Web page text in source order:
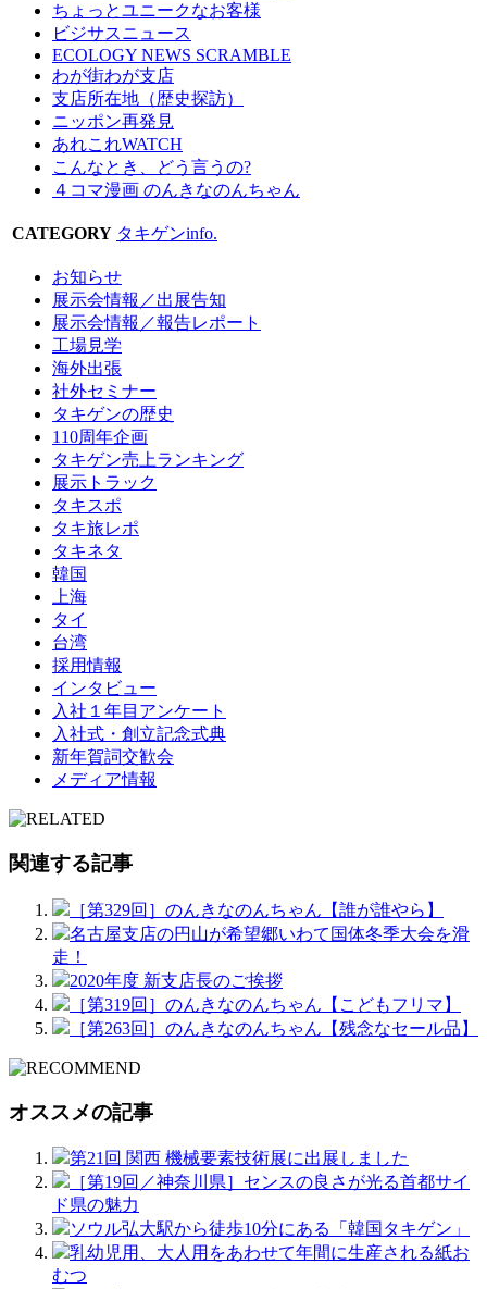
ちょっとユニークなお客様
ビジサスニュース
ECOLOGY NEWS SCRAMBLE
わが街わが支店
支店所在地（歴史探訪）
ニッポン再発見
あれこれWATCH
こんなとき、どう言うの?
４コマ漫画 のんきなのんちゃん
CATEGORY タキゲンinfo.
お知らせ
展示会情報／出展告知
展示会情報／報告レポート
工場見学
海外出張
社外セミナー
タキゲンの歴史
110周年企画
タキゲン売上ランキング
展示トラック
タキスポ
タキ旅レポ
タキネタ
韓国
上海
タイ
台湾
採用情報
インタビュー
入社１年目アンケート
入社式・創立記念式典
新年賀詞交歓会
メディア情報
関連する記事
［第329回］のんきなのんちゃん【誰が誰やら】
名古屋支店の円山が希望郷いわて国体冬季大会を滑
走！
2020年度 新支店長のご挨拶
［第319回］のんきなのんちゃん【こどもフリマ】
［第263回］のんきなのんちゃん【残念なセール品】
オススメの記事
第21回 関西 機械要素技術展に出展しました
［第19回／神奈川県］センスの良さが光る首都サイ
ド県の魅力
ソウル弘大駅から徒歩10分にある「韓国タキゲン」
乳幼児用、大人用をあわせて年間に生産される紙お
むつ